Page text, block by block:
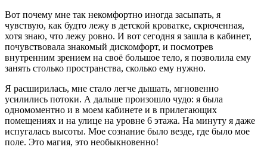
Вот почему мне так некомфортно иногда засыпать, я
чувствую, как будто лежу в детской кроватке, скрюченная,
хотя знаю, что лежу ровно. И вот сегодня я зашла в кабинет,
почувствовала знакомый дискомфорт, и посмотрев
внутренним зрением на своё большое тело, я позволила ему
занять столько пространства, сколько ему нужно.
Я расширилась, мне стало легче дышать, мгновенно
усилились потоки. А дальше произошло чудо: я была
одномоментно и в моем кабинете и в прилегающих
помещениях и на улице на уровне 6 этажа. На минуту я даже
испугалась высоты. Мое сознание было везде, где было мое
поле. Это магия, это необыкновенно!